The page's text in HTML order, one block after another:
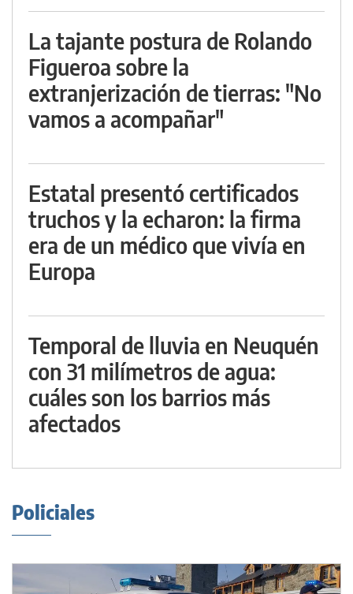
La tajante postura de Rolando
Figueroa sobre la
extranjerización de tierras: "No
vamos a acompañar"
Estatal presentó certificados
truchos y la echaron: la firma
era de un médico que vivía en
Europa
Temporal de lluvia en Neuquén
con 31 milímetros de agua:
cuáles son los barrios más
afectados
Policiales